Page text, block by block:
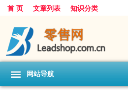
首 页 文章列表 知识分类
网站导航